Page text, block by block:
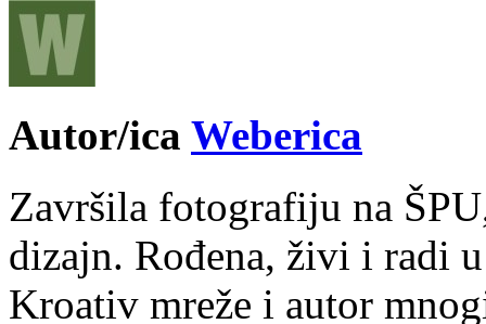
Autor/ica Weberica
Završila fotografiju na
dizajn. Rođena, živi i radi
Kroativ mreže i autor